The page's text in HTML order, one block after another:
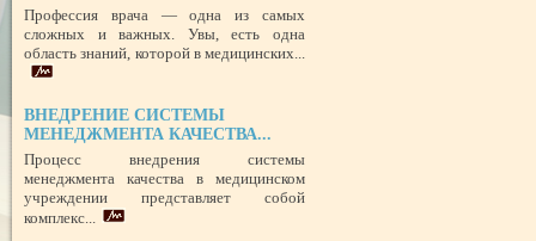
ПОТРЕБИТЕЛЬСКИЙ ЭКСТРЕМИЗМ
ПЕРЕГОРЕЛО, или ЧЕМ ГРОЗИТ ЭМОЦИОНАЛЬНОЕ
УСПЕШНЫЙ ДЕБЮТ «ШКОЛЫ АДМИНИСТРАТОРОВ
ЦЕЛЕПОЛАГАНИЕ, или КАК ПРАВИЛЬНО СТАВИТЬ ЦЕЛИ И
ИХ
Профессия врача — одна из самых
сложных и важных. Увы, есть одна
область знаний, которой в медицинских...
ВНЕДРЕНИЕ СИСТЕМЫ
МЕНЕДЖМЕНТА КАЧЕСТВА...
Процесс внедрения системы
менеджмента качества в медицинском
учреждении представляет собой
комплекс...